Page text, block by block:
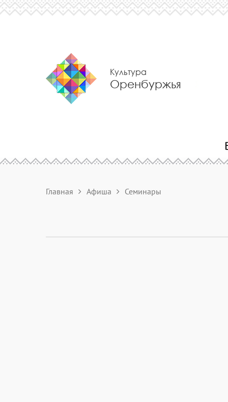
Культура
Оренбуржья
Главная Афиша Семинары